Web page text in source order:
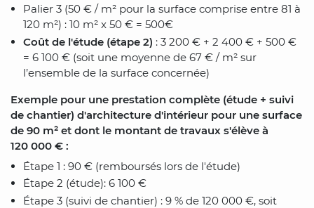
Palier 3 (50 € / m² pour la surface comprise entre 81 à
120 m²) : 10 m² x 50 € = 500€
Coût de l'étude (étape 2) : 3 200 € + 2 400 € + 500 €
= 6 100 € (soit une moyenne de 67 € / m² sur
l’ensemble de la surface concernée)
Exemple pour une prestation complète (étude + suivi
de chantier) d'architecture d'intérieur pour une surface
de 90 m² et dont le montant de travaux s'élève à
120 000 € :
Étape 1 : 90 € (remboursés lors de l'étude)
Étape 2 (étude): 6 100 €
Étape 3 (suivi de chantier) : 9 % de 120 000 €, soit